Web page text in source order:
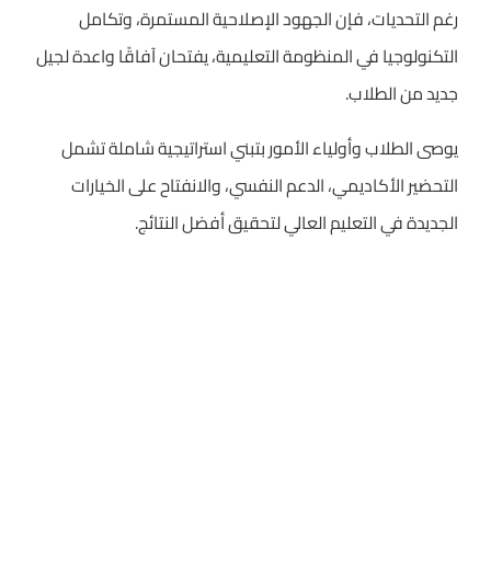
رغم التحديات، فإن الجهود الإصلاحية المستمرة، وتكامل
التكنولوجيا في المنظومة التعليمية، يفتحان آفاقًا واعدة لجيل
جديد من الطلاب.
يوصى الطلاب وأولياء الأمور بتبني استراتيجية شاملة تشمل
التحضير الأكاديمي، الدعم النفسي، والانفتاح على الخيارات
الجديدة في التعليم العالي لتحقيق أفضل النتائج.